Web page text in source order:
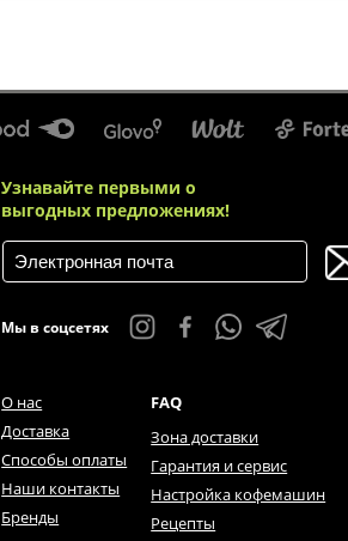
Узнавайте первыми о
выгодных предложениях!
Мы в соцсетях
О нас
Доставка
Способы оплаты
Наши контакты
Бренды
FAQ
Зона доставки
Гарантия и сервис
Настройка кофемашин
Рецепты